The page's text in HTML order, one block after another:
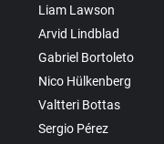
Liam Lawson
Arvid Lindblad
Gabriel Bortoleto
Nico Hülkenberg
Valtteri Bottas
Sergio Pérez